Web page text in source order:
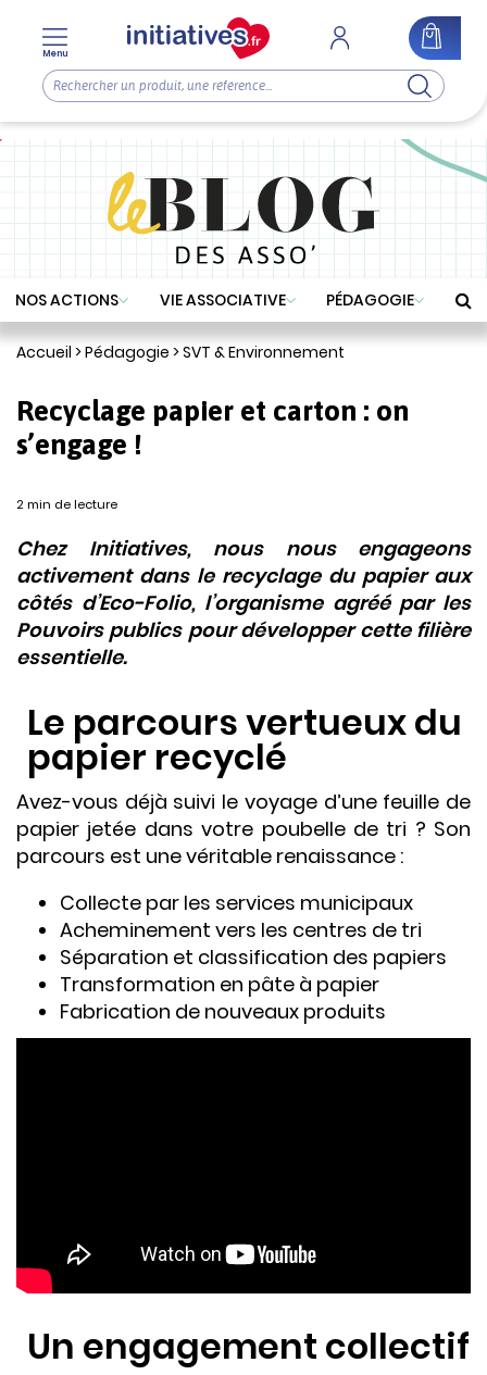
NOS ACTIONS VIE ASSOCIATIVE PÉDAGOGIE
Accueil >Pédagogie >SVT & Environnement
Recyclage papier et carton : on
s’engage !
2 min de lecture
Chez Initiatives, nous nous engageons
activement dans le recyclage du papier aux
côtés d’Eco-Folio, l’organisme agréé par les
Pouvoirs publics pour développer cette filière
essentielle.
Le parcours vertueux du
papier recyclé
Avez-vous déjà suivi le voyage d’une feuille de
papier jetée dans votre poubelle de tri ? Son
parcours est une véritable renaissance :
Collecte par les services municipaux
Acheminement vers les centres de tri
Séparation et classification des papiers
Transformation en pâte à papier
Fabrication de nouveaux produits
Un engagement collectif
Menu